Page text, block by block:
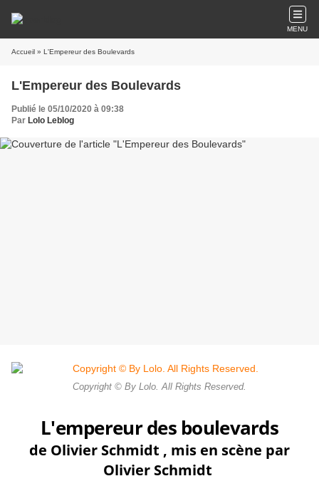
MENU
Accueil » L'Empereur des Boulevards
L'Empereur des Boulevards
Publié le 05/10/2020 à 09:38
Par Lolo Leblog
Copyright © By Lolo. All Rights Reserved.
L'empereur des boulevards
de Olivier Schmidt , mis en scène par
Olivier Schmidt